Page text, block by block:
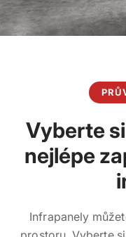
Vyberte
nejlépe
Infrapanely